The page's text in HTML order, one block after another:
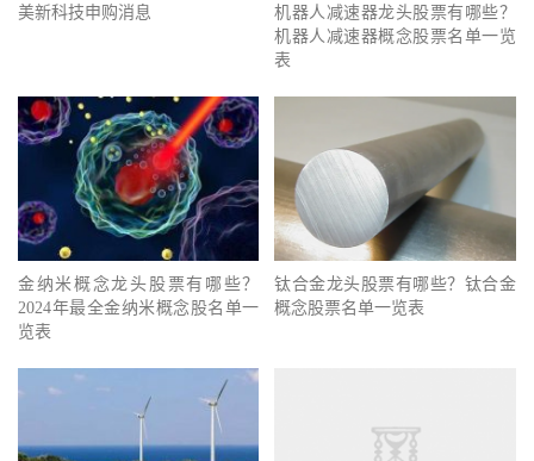
美新科技申购消息
机器人减速器龙头股票有哪些？
机器人减速器概念股票名单一览
表
金纳米概念龙头股票有哪些？
2024年最全金纳米概念股名单一
览表
钛合金龙头股票有哪些？钛合金
概念股票名单一览表